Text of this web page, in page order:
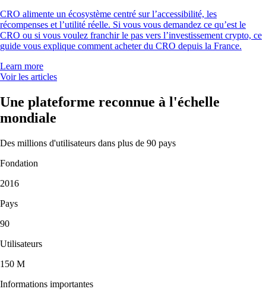
CRO alimente un écosystème centré sur l’accessibilité, les
récompenses et l’utilité réelle. Si vous vous demandez ce qu’est le
CRO ou si vous voulez franchir le pas vers l’investissement crypto, ce
guide vous explique comment acheter du CRO depuis la France.
Learn more
Voir les articles
Une plateforme reconnue à l'échelle
mondiale
Des millions d'utilisateurs dans plus de 90 pays
Fondation
2016
Pays
90
Utilisateurs
150 M
Informations importantes